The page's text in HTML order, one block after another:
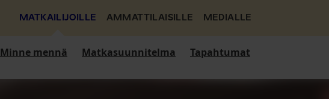
MATKAILIJOILLE AMMATTILAISILLE MEDIALLE
Minne mennä Matkasuunnitelma Tapahtumat